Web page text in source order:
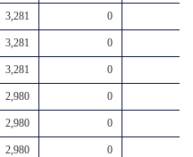
3,281 0
3,281 0
3,281 0
2,980 0
2,980 0
2,980 0